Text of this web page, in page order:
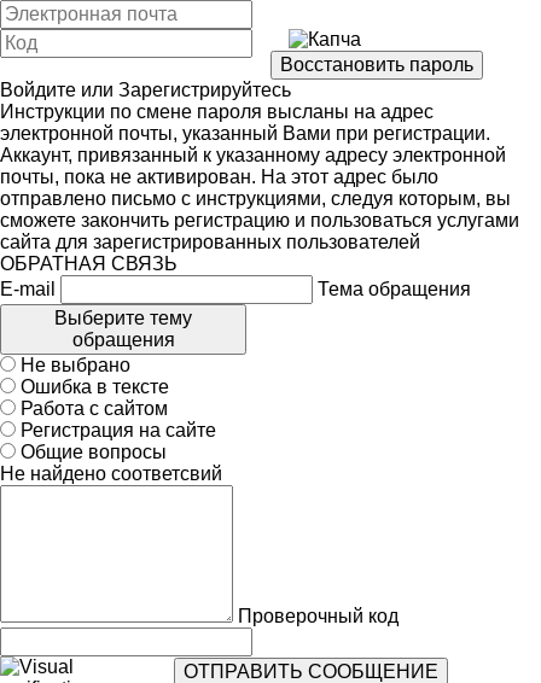
Войдите или Зарегистрируйтесь
Инструкции по смене пароля высланы на адрес
электронной почты, указанный Вами при регистрации.
Аккаунт, привязанный к указанному адресу электронной
почты, пока не активирован. На этот адрес было
отправлено письмо с инструкциями, следуя которым, вы
сможете закончить регистрацию и пользоваться услугами
сайта для зарегистрированных пользователей
ОБРАТНАЯ СВЯЗЬ
E-mail
Тема обращения
Выберите тему
обращения
Не выбрано
Ошибка в тексте
Работа с сайтом
Регистрация на сайте
Общие вопросы
Не найдено соответсвий
Проверочный код